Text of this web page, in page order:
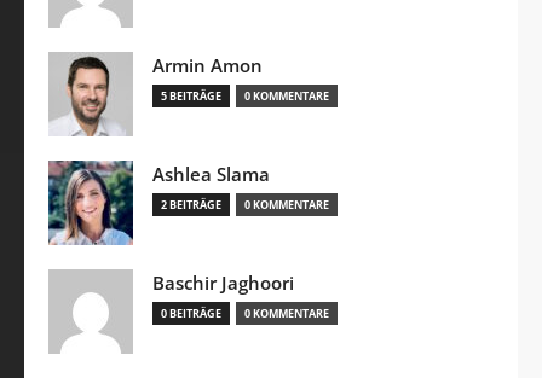
Armin Amon
5 BEITRÄGE 0 KOMMENTARE
Ashlea Slama
2 BEITRÄGE 0 KOMMENTARE
Baschir Jaghoori
0 BEITRÄGE 0 KOMMENTARE